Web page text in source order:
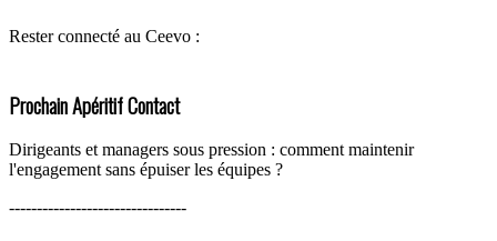
Rester connecté au Ceevo :
Prochain Apéritif Contact
Dirigeants et managers sous pression : comment maintenir
l'engagement sans épuiser les équipes ?
--------------------------------